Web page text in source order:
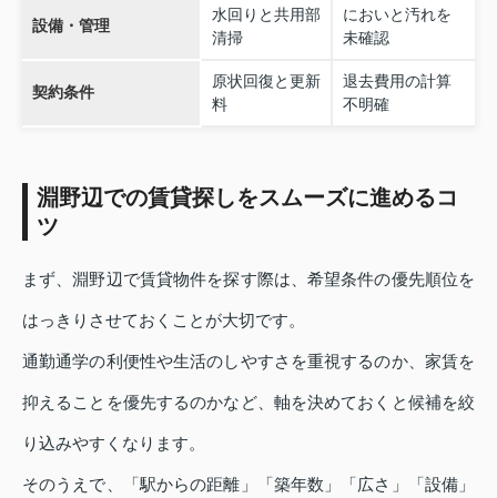
設備・管理
水回りと共用部
清掃
においと汚れを
未確認
契約条件
原状回復と更新
料
退去費用の計算
不明確
淵野辺での賃貸探しをスムーズに進めるコ
ツ
まず、淵野辺で賃貸物件を探す際は、希望条件の優先順位を
はっきりさせておくことが大切です。
通勤通学の利便性や生活のしやすさを重視するのか、家賃を
抑えることを優先するのかなど、軸を決めておくと候補を絞
り込みやすくなります。
そのうえで、「駅からの距離」「築年数」「広さ」「設備」